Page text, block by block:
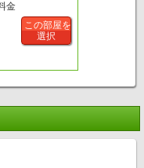
金
この部屋を
選択